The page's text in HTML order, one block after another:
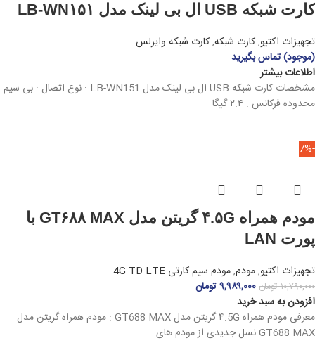
کارت شبکه USB ال بی لینک مدل LB-WN۱۵۱
تجهیزات اکتیو,کارت شبکه,کارت شبکه وایرلس
(موجود) تماس بگیرید
اطلاعات بیشتر
مشخصات کارت شبکه USB ال بی لینک مدل LB-WN151 : نوع اتصال : بی سیم
محدوده فرکانس : ۲.۴ گیگا
-7%
مودم همراه ۴.۵G گریتن مدل GT۶۸۸ MAX با
پورت LAN
تجهیزات اکتیو,مودم,مودم سیم کارتی 4G-TD LTE
۱۰,۷۹۰,۰۰۰تومان۹,۹۸۹,۰۰۰تومان
افزودن به سبد خرید
معرفی مودم همراه ۴.5G گریتن مدل GT688 MAX : مودم همراه گریتن مدل
GT688 MAX نسل جدیدی از مودم‌ های